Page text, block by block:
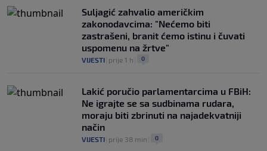
Suljagić zahvalio američkim
zakonodavcima: "Nećemo biti
zastrašeni, branit ćemo istinu i čuvati
uspomenu na žrtve"
VIJESTI prije 1 h 0
Lakić poručio parlamentarcima u FBiH:
Ne igrajte se sa sudbinama rudara,
moraju biti zbrinuti na najadekvatniji
način
VIJESTI prije 38 min 0